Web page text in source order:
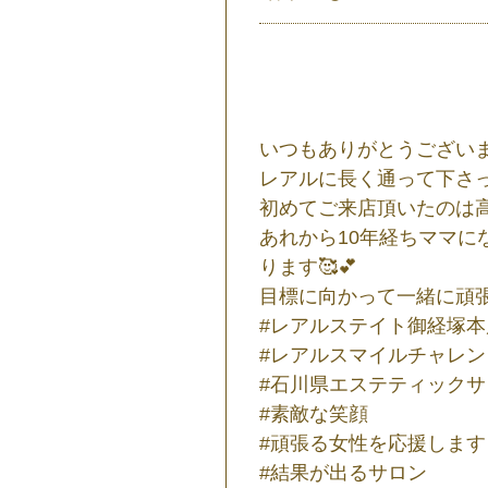
いつもありがとうござい
レアルに長く通って下さ
初めてご来店頂いたのは
あれから10年経ちママに
ります🥰💕
目標に向かって一緒に頑
#レアルステイト御経塚
#レアルスマイルチャレ
#石川県エステティック
#素敵な笑顔
#頑張る女性を応援します
#結果が出るサロン